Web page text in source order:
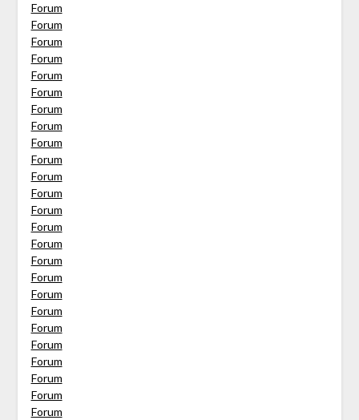
Forum
Forum
Forum
Forum
Forum
Forum
Forum
Forum
Forum
Forum
Forum
Forum
Forum
Forum
Forum
Forum
Forum
Forum
Forum
Forum
Forum
Forum
Forum
Forum
Forum